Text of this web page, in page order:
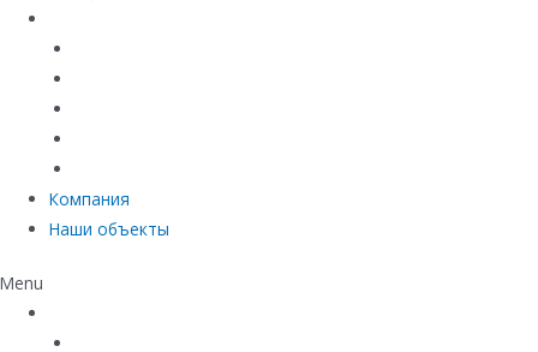
Компания
Наши объекты
Menu